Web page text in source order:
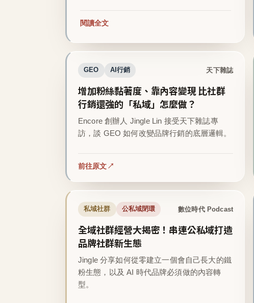
閱讀全文
GEO AI行銷 天下雜誌
增加粉絲黏著度、靠內容變現 比社群
行銷還強的「私域」怎麼做？
Encore 創辦人 Jingle Lin 接受天下雜誌專
訪，談 GEO 如何改變品牌行銷的底層邏輯。
前往原文
私域社群 公私域閉環 數位時代 Podcast
全域社群經營大揭密！串連公私域打造
品牌社群新生態
Jingle 分享如何從零建立一個會自己長大的鐵
粉生態，以及 AI 時代品牌必須做的內容轉
型。